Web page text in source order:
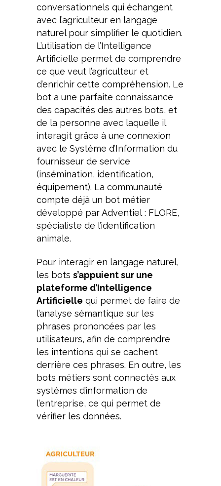
conversationnels qui échangent
avec l’agriculteur en langage
naturel pour simplifier le quotidien.
L’utilisation de l’Intelligence
Artificielle permet de comprendre
ce que veut l’agriculteur et
d’enrichir cette compréhension. Le
bot a une parfaite connaissance
des capacités des autres bots, et
de la personne avec laquelle il
interagit grâce à une connexion
avec le Système d’Information du
fournisseur de service
(insémination, identification,
équipement). La communauté
compte déjà un bot métier
développé par Adventiel : FLORE,
spécialiste de l’identification
animale.
Pour interagir en langage naturel,
les bots s’appuient sur une
plateforme d’Intelligence
Artificielle qui permet de faire de
l’analyse sémantique sur les
phrases prononcées par les
utilisateurs, afin de comprendre
les intentions qui se cachent
derrière ces phrases. En outre, les
bots métiers sont connectés aux
systèmes d’information de
l’entreprise, ce qui permet de
vérifier les données.